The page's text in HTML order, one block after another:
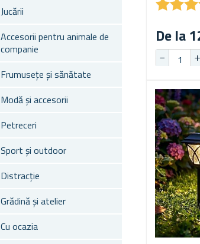
Jucării
Accesorii pentru animale de
companie
Frumusețe și sănătate
Modă și accesorii
Petreceri
Sport și outdoor
Distracție
Grădină și atelier
Cu ocazia
De la